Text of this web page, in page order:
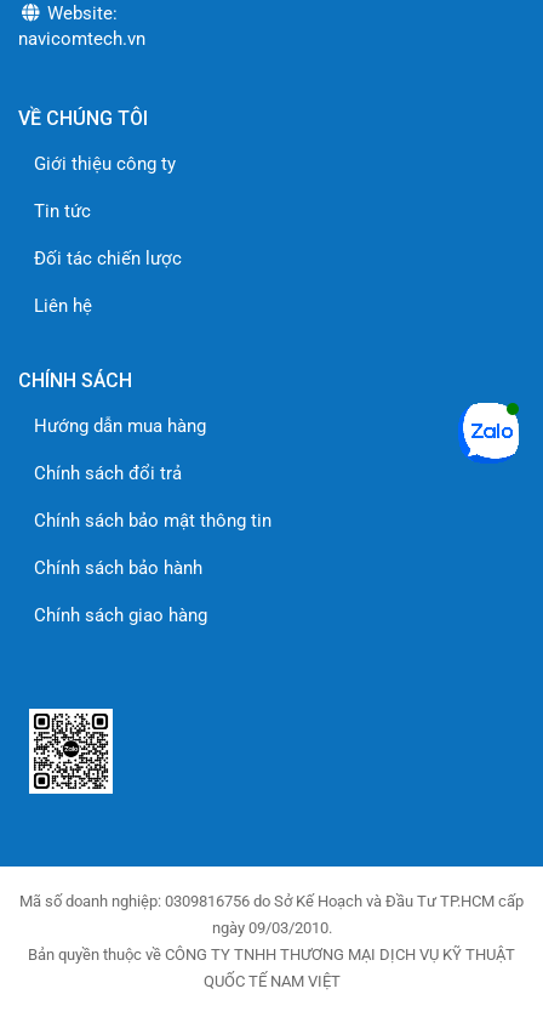
Website:
navicomtech.vn
VỀ CHÚNG TÔI
Giới thiệu công ty
Tin tức
Đối tác chiến lược
Liên hệ
CHÍNH SÁCH
Hướng dẫn mua hàng
Chính sách đổi trả
Chính sách bảo mật thông tin
Chính sách bảo hành
Chính sách giao hàng
Mã số doanh nghiệp: 0309816756 do Sở Kế Hoạch và Đầu Tư TP.HCM cấp
ngày 09/03/2010.
Bản quyền thuộc về CÔNG TY TNHH THƯƠNG MẠI DỊCH VỤ KỸ THUẬT
QUỐC TẾ NAM VIỆT